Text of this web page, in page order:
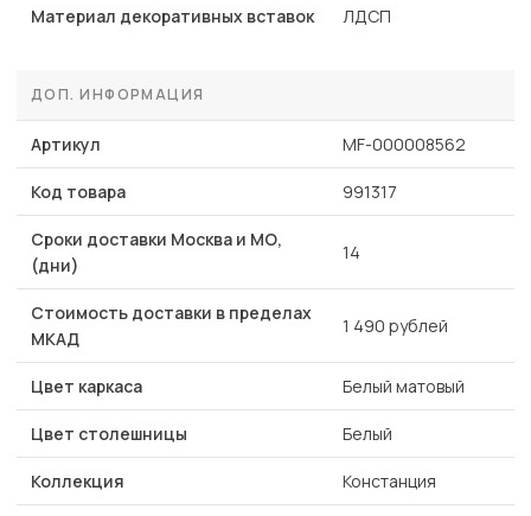
Материал декоративных вставок ЛДСП
ДОП. ИНФОРМАЦИЯ
Артикул MF-000008562
Код товара 991317
Сроки доставки Москва и МО,
(дни)
14
Стоимость доставки в пределах
МКАД
1 490 рублей
Цвет каркаса Белый матовый
Цвет столешницы Белый
Коллекция Констанция